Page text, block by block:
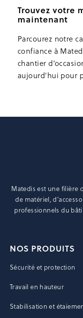
Trouvez votre
maintenant
Parcourez notre
confiance à
chantier
aujourd’hui pour
Matedis est une filière
de matériel,
professionnels du
NOS PRODUITS
Sécurité et protection
Travail en hauteur
Stabilisation et